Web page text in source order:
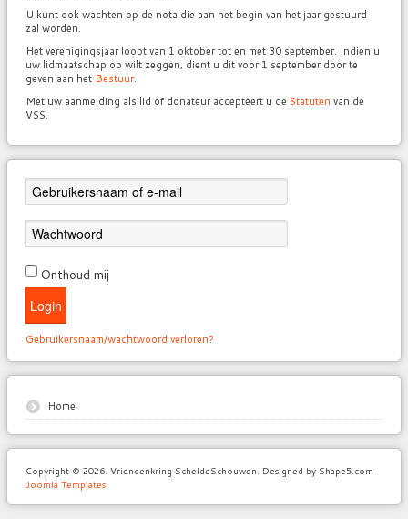
U kunt ook wachten op de nota die aan het begin van het jaar gestuurd
zal worden.
Het verenigingsjaar loopt van 1 oktober tot en met 30 september. Indien u
uw lidmaatschap op wilt zeggen, dient u dit voor 1 september door te
geven aan het Bestuur.
Met uw aanmelding als lid of donateur accepteert u de Statuten van de
VSS.
Onthoud mij
Login
Gebruikersnaam/wachtwoord verloren?
Home
Copyright © 2026. Vriendenkring ScheldeSchouwen. Designed by Shape5.com
Joomla Templates